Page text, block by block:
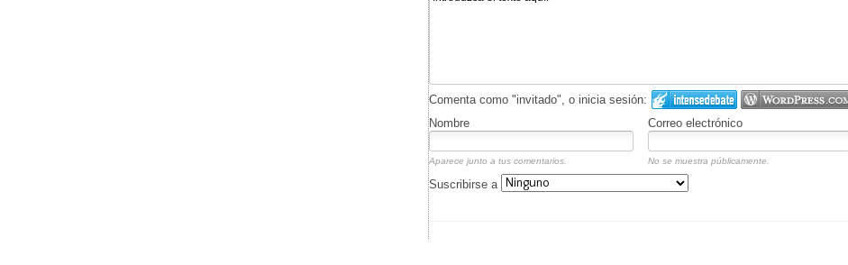
Comenta como "invitado", o inicia sesión:
Nombre
Correo electrónico
Aparece junto a tus comentarios. No se muestra públicamente.
Suscribirse a